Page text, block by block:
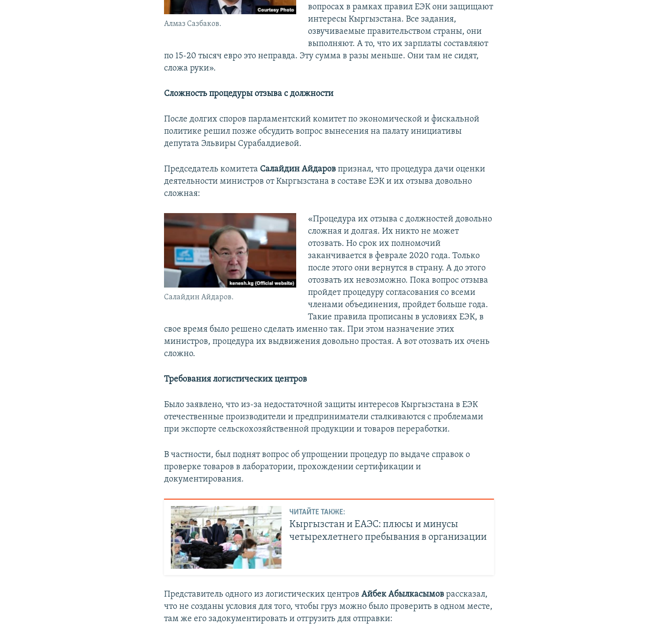
Алмаз Сазбаков.
вопросах в рамках правил ЕЭК они защищают
интересы Кыргызстана. Все задания,
озвучиваемые правительством страны, они
выполняют. А то, что их зарплаты составляют
по 15-20 тысяч евро это неправда. Эту сумма в разы меньше. Они там не сидят,
сложа руки».
Сложность процедуры отзыва с должности
После долгих споров парламентский комитет по экономической и фискальной
политике решил позже обсудить вопрос вынесения на палату инициативы
депутата Эльвиры Сурабалдиевой.
Председатель комитета Салайдин Айдаров признал, что процедура дачи оценки
деятельности министров от Кыргызстана в составе ЕЭК и их отзыва довольно
сложная:
Салайдин Айдаров.
«Процедура их отзыва с должностей довольно
сложная и долгая. Их никто не может
отозвать. Но срок их полномочий
заканчивается в феврале 2020 года. Только
после этого они вернутся в страну. А до этого
отозвать их невозможно. Пока вопрос отзыва
пройдет процедуру согласования со всеми
членами объединения, пройдет больше года.
Такие правила прописаны в условиях ЕЭК, в
свое время было решено сделать именно так. При этом назначение этих
министров, процедура их выдвижения довольно простая. А вот отозвать их очень
сложно.
Требования логистических центров
Было заявлено, что из-за недостаточной защиты интересов Кыргызстана в ЕЭК
отечественные производители и предприниматели сталкиваются с проблемами
при экспорте сельскохозяйственной продукции и товаров переработки.
В частности, был поднят вопрос об упрощении процедур по выдаче справок о
проверке товаров в лаборатории, прохождении сертификации и
документирования.
ЧИТАЙТЕ ТАКЖЕ:
Кыргызстан и ЕАЭС: плюсы и минусы
четырехлетнего пребывания в организации
Представитель одного из логистических центровАйбек Абылкасымов рассказал,
что не созданы условия для того, чтобы груз можно было проверить в одном месте,
там же его задокументировать и отгрузить для отправки: